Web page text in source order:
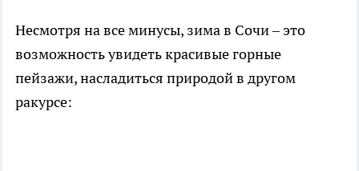
Несмотря на все минусы, зима в Сочи – это
возможность увидеть красивые горные
пейзажи, насладиться природой в другом
ракурсе: